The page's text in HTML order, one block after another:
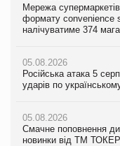
Мережа
формату convenience
налічуватиме 374
05.08.2026
Російська атака 5
ударів по
05.08.2026
Смачне поповнення
новинки від ТМ
05.08.2026
Смачне поповнення
новинки від ТМ
05.08.2026
Сергій Лісунов про
PrivateLabel&FMCG
04.08.2026
Через атаку РФ у
Millennium
Adidas витратила
продуктів